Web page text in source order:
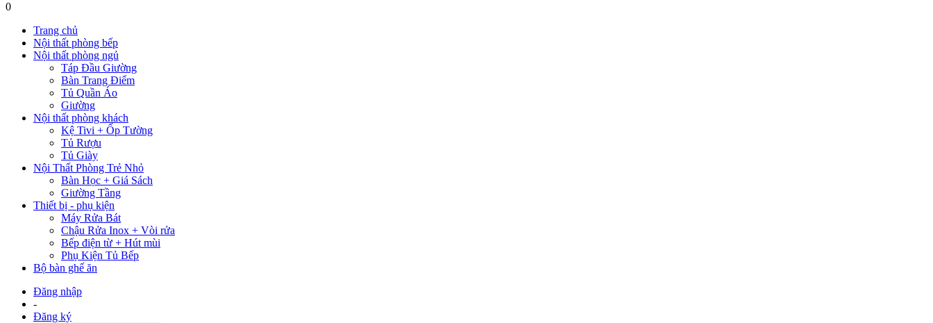
0
Trang chủ
Nội thất phòng bếp
Nội thất phòng ngủ
Táp Đầu Giường
Bàn Trang Điểm
Tủ Quần Áo
Giường
Nội thất phòng khách
Kệ Tivi + Ốp Tường
Tủ Rượu
Tủ Giày
Nội Thất Phòng Trẻ Nhỏ
Bàn Học + Giá Sách
Giường Tầng
Thiết bị - phụ kiện
Máy Rửa Bát
Chậu Rửa Inox + Vòi rửa
Bếp điện từ + Hút mùi
Phụ Kiện Tủ Bếp
Bộ bàn ghế ăn
Đăng nhập
-
Đăng ký